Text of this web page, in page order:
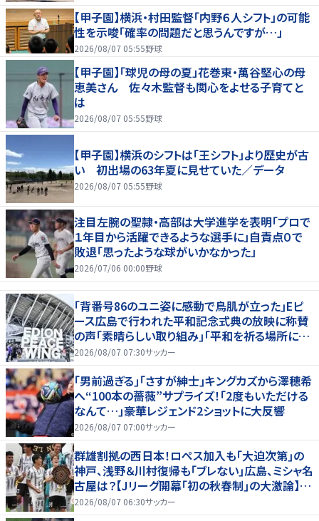
【甲子園】横浜・村田監督「内野６人シフト」の可能
性を示唆「確率の問題だと思うんですが…」
2026/08/07 05:55野球
【甲子園】「球児の母の夏」花巻東・萬谷堅心の母
恵美さん 佐々木監督も関心をよせる子育てと
は
2026/08/07 05:55野球
【甲子園】横浜のシフトは「王シフト」より歴史が古
い 初出場の63年夏に見せていた／データ
2026/08/07 05:55野球
注目左腕の聖隷・高部は大学進学を表明「プロで
１年目から活躍できるような選手に」自責点０で
敗退「思ったような球がいかなかった」
2026/07/06 00:00野球
｢背番号86のユニ姿に感動で鳥肌が立った｣Eピ
ース広島で行われた平和記念式典の放映に称賛
の声｢素晴らしい取り組み｣｢平和を祈る場所に相
応しい｣
2026/08/07 07:30サッカー
｢男前過ぎる｣｢さすが紳士｣キングカズから澤穂希
へ“100本の薔薇”サプライズ！｢2度もいただける
なんて…｣豪華レジェンド2ショットに大反響
2026/08/07 07:00サッカー
群雄割拠の西日本！ロペス加入も｢大迫次第｣の
神戸、浅野＆川村復帰も｢ブレない｣広島、ミシャ名
古屋は？【Jリーグ開幕｢初の秋春制｣の大激論】
(2)
2026/08/07 06:30サッカー